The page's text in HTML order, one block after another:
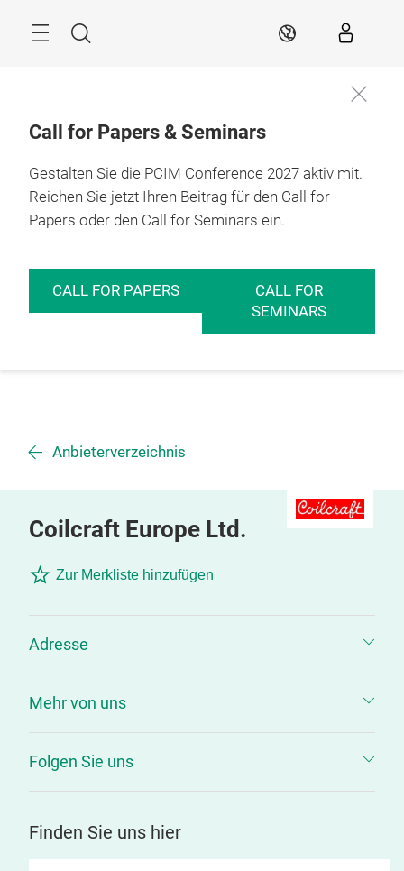
Suche DE
Call for Papers & Seminars
Gestalten Sie die PCIM Conference 2027 aktiv mit.
Reichen Sie jetzt Ihren Beitrag für den Call for
Papers oder den Call for Seminars ein.
CALL FOR PAPERS
CALL FOR
SEMINARS
Anbieterverzeichnis
Coilcraft Europe Ltd.
Zur Merkliste hinzufügen
Adresse
Mehr von uns
Folgen Sie uns
Finden Sie uns hier